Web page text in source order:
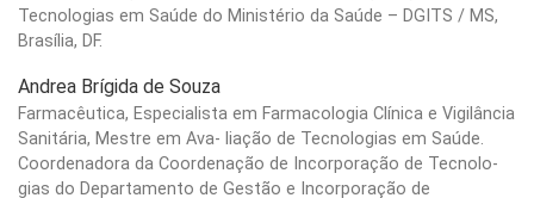
Tecnologias em Saúde do Ministério da Saúde – DGITS / MS,
Brasília, DF.
Andrea Brígida de Souza
Farmacêutica, Especialista em Farmacologia Clínica e Vigilância
Sanitária, Mestre em Ava- liação de Tecnologias em Saúde.
Coordenadora da Coordenação de Incorporação de Tecnolo-
gias do Departamento de Gestão e Incorporação de